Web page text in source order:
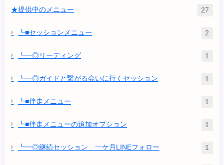
★提供中のメニュー 27
┗■セッションメニュー 2
┗━◎リーディング 1
┗━◎ガイドと繋がる会いに行くセッション 1
┗■伴走メニュー 1
┗■伴走メニューの追加オプション 1
┗━◎継続セッション 一ケ月LINEフォロー 1